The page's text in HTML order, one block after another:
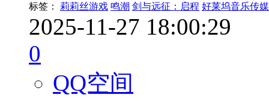
标签： 莉莉丝游戏 鸣潮 剑与远征：启程 好莱坞音乐传
2025-11-27 18:00:29
0
QQ空间